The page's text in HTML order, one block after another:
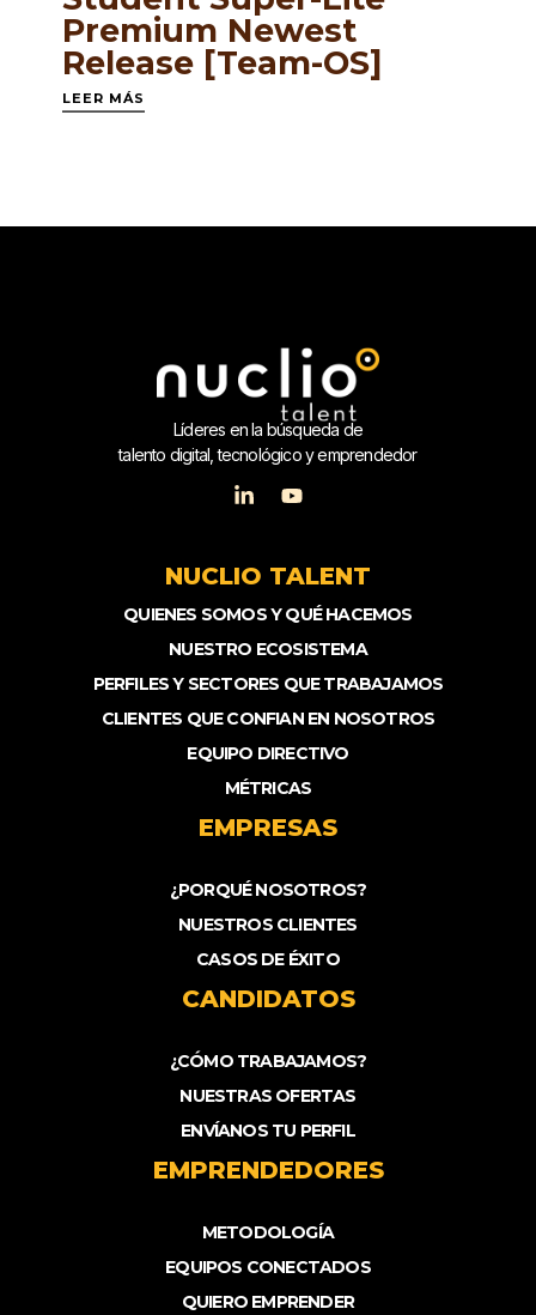
Premium Newest
Release [Team-OS]
LEER MÁS
Líderes en la búsqueda de
talento digital, tecnológico y emprendedor
NUCLIO TALENT
QUIENES SOMOS Y QUÉ HACEMOS
NUESTRO ECOSISTEMA
PERFILES Y SECTORES QUE TRABAJAMOS
CLIENTES QUE CONFIAN EN NOSOTROS
EQUIPO DIRECTIVO
MÉTRICAS
EMPRESAS
¿PORQUÉ NOSOTROS?
NUESTROS CLIENTES
CASOS DE ÉXITO
CANDIDATOS
¿CÓMO TRABAJAMOS?
NUESTRAS OFERTAS
ENVÍANOS TU PERFIL
EMPRENDEDORES
METODOLOGÍA
EQUIPOS CONECTADOS
QUIERO EMPRENDER